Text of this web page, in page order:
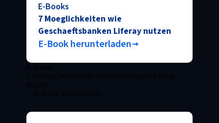
E-Books
7 Moeglichkeiten wie
Geschaeftsbanken Liferay nutzen
E-Book herunterladen